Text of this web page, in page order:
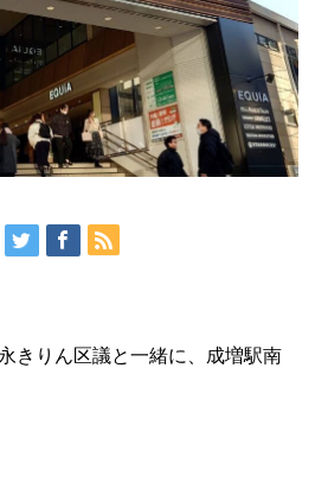
きりん区議と一緒に、成増駅南